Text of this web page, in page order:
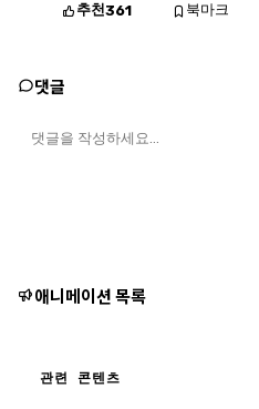
추천361 북마크
댓글
애니메이션 목록
관련 콘텐츠